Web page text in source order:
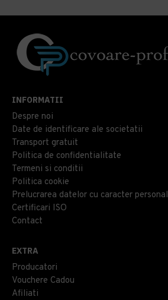
INFORMATII
Despre noi
Date de identificare ale societatii
Transport gratuit
Politica de confidentialitate
Termeni si conditii
Politica cookie
Prelucrarea datelor cu caracter personal
Certificari ISO
Contact
EXTRA
Producatori
Vouchere Cadou
Afiliati